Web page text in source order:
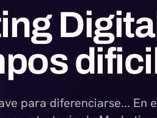
para diferenciarse... En